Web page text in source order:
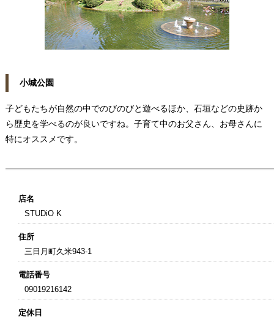
小城公園
子どもたちが自然の中でのびのびと遊べるほか、石垣などの史跡か
ら歴史を学べるのが良いですね。子育て中のお父さん、お母さんに
特にオススメです。
店名
STUDiO K
住所
三日月町久米943-1
電話番号
09019216142
定休日